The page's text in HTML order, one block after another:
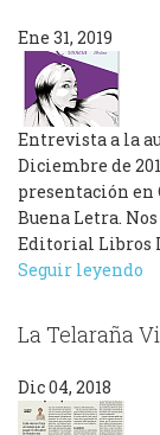
Ene 31, 2019
Entrevista a la
Diciembre de
presentación en
Buena Letra.
Editorial Libros
Seguir leyendo
La Telaraña
Dic 04, 2018